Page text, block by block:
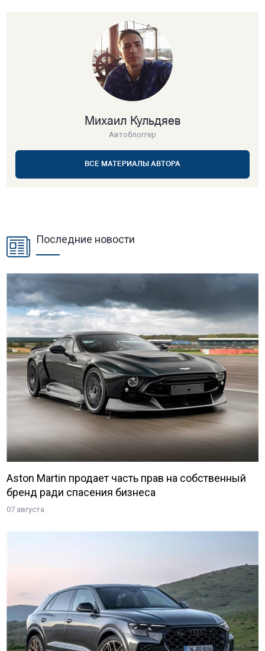
Михаил Кульдяев
Автоблоггер
ВСЕ МАТЕРИАЛЫ АВТОРА
Последние новости
Aston Martin продает часть прав на собственный
бренд ради спасения бизнеса
07 августа